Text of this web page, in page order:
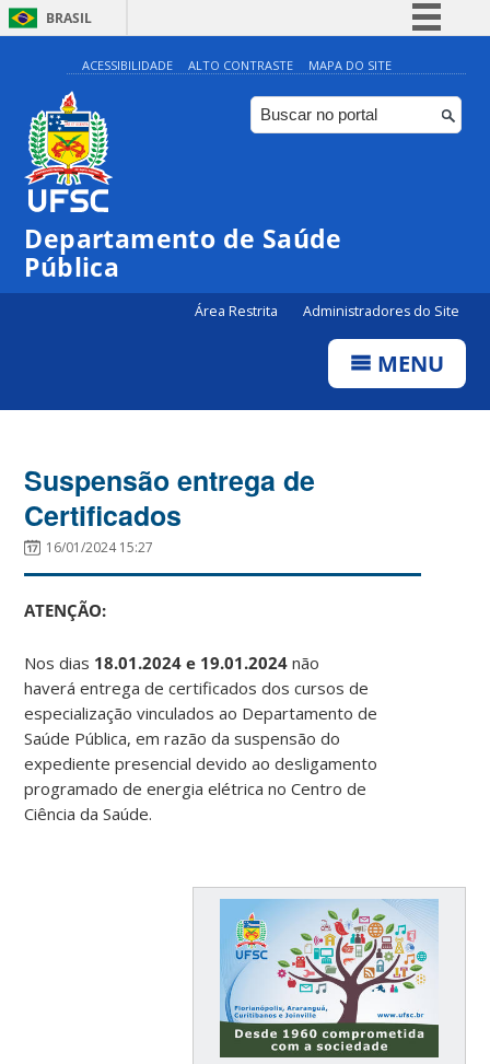
BRASIL
Simplifique!
Comunica BR
Participe
Canais
ACESSIBILIDADE ALTO CONTRASTE MAPA DO SITE
Departamento de Saúde
Pública
Área Restrita Administradores do Site
MENU
Suspensão entrega de
Certificados
16/01/2024 15:27
ATENÇÃO:
Nos dias 18.01.2024 e 19.01.2024não
haverá entrega de certificados dos cursos de
especialização vinculados ao Departamento de
Saúde Pública, em razão da suspensão do
expediente presencial devido ao desligamento
programado de energia elétrica no Centro de
Ciência da Saúde.